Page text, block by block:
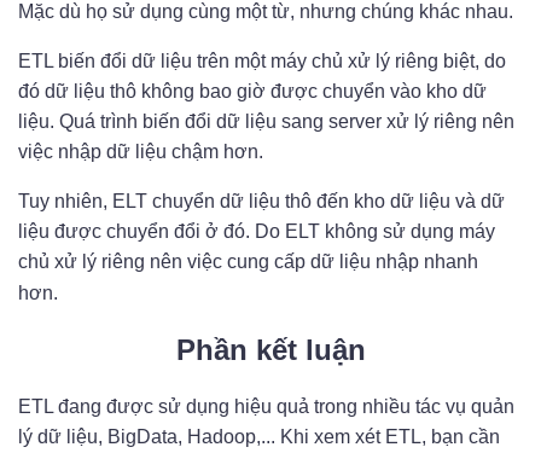
Mặc dù họ sử dụng cùng một từ, nhưng chúng khác nhau.
ETL biến đổi dữ liệu trên một máy chủ xử lý riêng biệt, do
đó dữ liệu thô không bao giờ được chuyển vào kho dữ
liệu. Quá trình biến đổi dữ liệu sang server xử lý riêng nên
việc nhập dữ liệu chậm hơn.
Tuy nhiên, ELT chuyển dữ liệu thô đến kho dữ liệu và dữ
liệu được chuyển đổi ở đó. Do ELT không sử dụng máy
chủ xử lý riêng nên việc cung cấp dữ liệu nhập nhanh
hơn.
Phần kết luận
ETL đang được sử dụng hiệu quả trong nhiều tác vụ quản
lý dữ liệu, BigData, Hadoop,... Khi xem xét ETL, bạn cần